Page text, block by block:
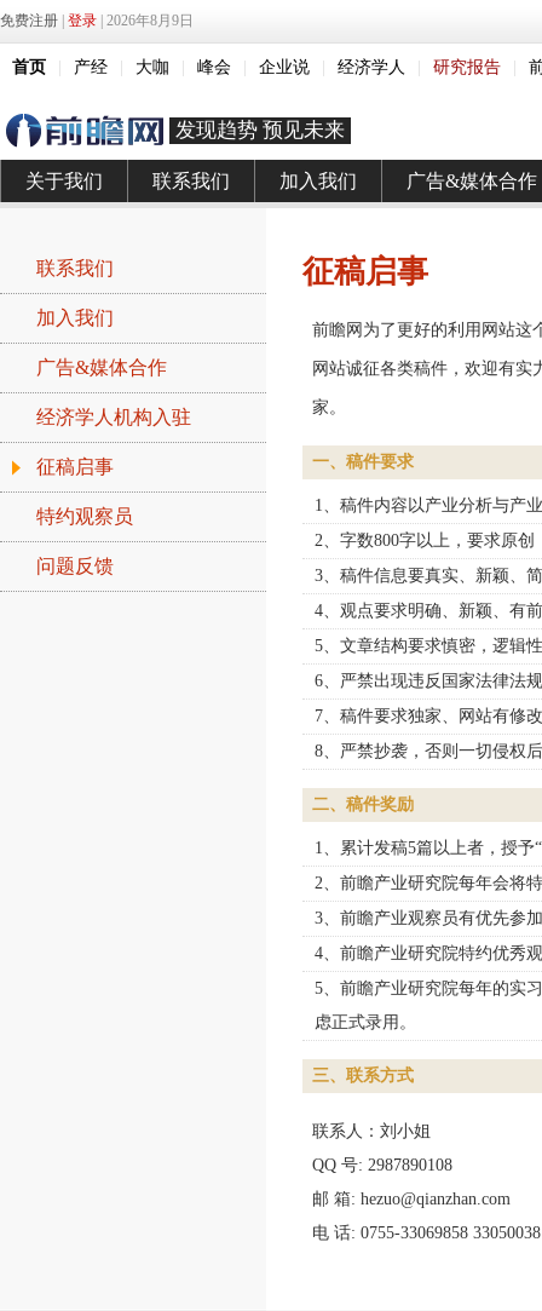
免费注册 登录 | 2026年8月9日
首页 产经 大咖 峰会 企业说 经济学人 研究报告
发现趋势 预见未来
关于我们 联系我们 加入我们 广告&媒体合作
联系我们
加入我们
广告&媒体合作
经济学人机构入驻
征稿启事
特约观察员
问题反馈
征稿启事
前瞻网为了更好的利用网站这
网站诚征各类稿件，欢迎有
家。
一、稿件要求
1、稿件内容以产业分析与产
2、字数800字以上，要求原创
3、稿件信息要真实、新颖、
4、观点要求明确、新颖、有
5、文章结构要求慎密，逻辑
6、严禁出现违反国家法律法
7、稿件要求独家、网站有修
8、严禁抄袭，否则一切侵权
二、稿件奖励
1、累计发稿5篇以上者，授
2、前瞻产业研究院每年会将
3、前瞻产业观察员有优先参
4、前瞻产业研究院特约优秀
5、前瞻产业研究院每年的实
虑正式录用。
三、联系方式
联系人：刘小姐
QQ 号: 2987890108
邮 箱: hezuo@qianzhan.com
电 话: 0755-33069858 33050038